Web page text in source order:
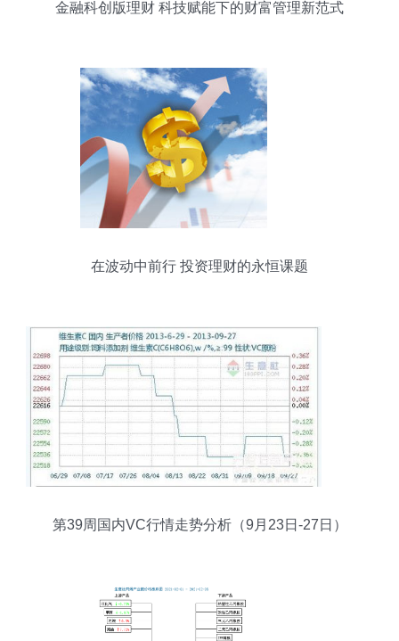
金融科创版理财 科技赋能下的财富管理新范式
在波动中前行 投资理财的永恒课题
第39周国内VC行情走势分析（9月23日-27日）